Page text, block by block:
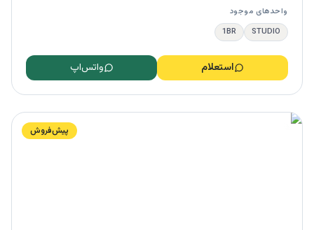
واحدهای موجود
STUDIO
1BR
استعلام واتس‌اپ
پیش‌فروش